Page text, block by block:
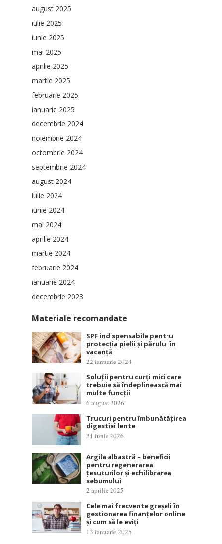
august 2025
iulie 2025
iunie 2025
mai 2025
aprilie 2025
martie 2025
februarie 2025
ianuarie 2025
decembrie 2024
noiembrie 2024
octombrie 2024
septembrie 2024
august 2024
iulie 2024
iunie 2024
mai 2024
aprilie 2024
martie 2024
februarie 2024
ianuarie 2024
decembrie 2023
Materiale recomandate
SPF indispensabile pentru
protecția pielii și părului în
vacanță
22 ianuarie 2024
Soluții pentru curți mici care
trebuie să îndeplinească mai
multe funcții
6 august 2026
Trucuri pentru îmbunătățirea
digestiei lente
21 iunie 2026
Argila albastră – beneficii
pentru regenerarea
țesuturilor și echilibrarea
sebumului
2 aprilie 2025
Cele mai frecvente greșeli în
gestionarea finanțelor online
și cum să le eviți
13 ianuarie 2025